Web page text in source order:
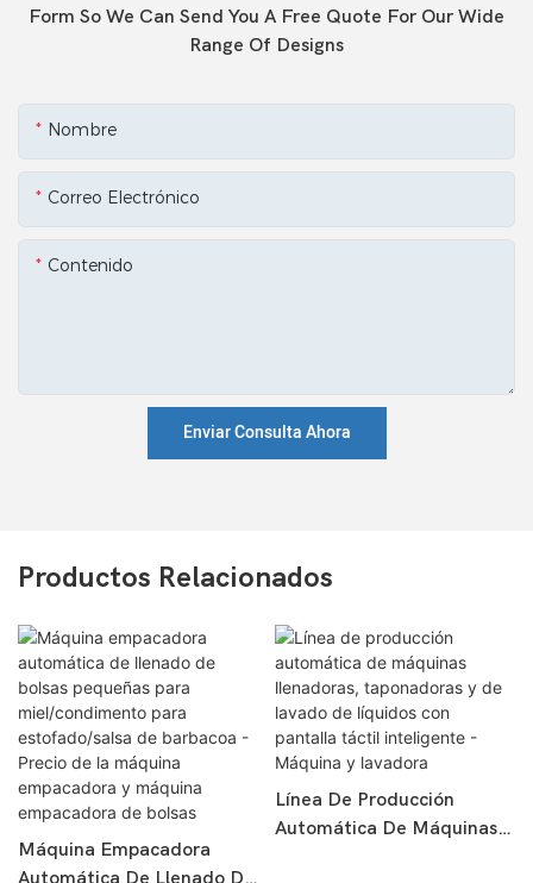
Form So We Can Send You A Free Quote For Our Wide
Range Of Designs
Nombre
Correo Electrónico
Contenido
Enviar Consulta Ahora
Productos Relacionados
Máquina Empacadora
Automática De Llenado De
Línea De Producción
Automática De Máquinas